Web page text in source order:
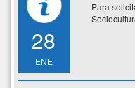
28
ENE
Para